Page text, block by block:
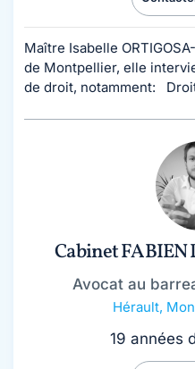
Maître Isabelle
de Montpellier, elle
de droit, notamment:
Cabinet FABIEN
Avocat au
Hérault,
19 années